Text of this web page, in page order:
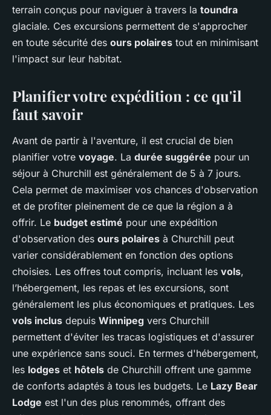
terrain conçus pour naviguer à travers la toundra
glaciale. Ces excursions permettent de s'approcher
en toute sécurité des ours polaires tout en minimisant
l'impact sur leur habitat.
Planifier votre expédition : ce qu'il
faut savoir
Avant de partir à l'aventure, il est crucial de bien
planifier votre voyage. La durée suggérée pour un
séjour à Churchill est généralement de 5 à 7 jours.
Cela permet de maximiser vos chances d'observation
et de profiter pleinement de ce que la région a à
offrir. Le budget estimé pour une expédition
d'observation des ours polaires à Churchill peut
varier considérablement en fonction des options
choisies. Les offres tout compris, incluant les vols,
l’hébergement, les repas et les excursions, sont
généralement les plus économiques et pratiques. Les
vols inclus depuis Winnipeg vers Churchill
permettent d'éviter les tracas logistiques et d'assurer
une expérience sans souci. En termes d'hébergement,
les lodges et hôtels de Churchill offrent une gamme
de conforts adaptés à tous les budgets. Le Lazy Bear
Lodge est l'un des plus renommés, offrant des